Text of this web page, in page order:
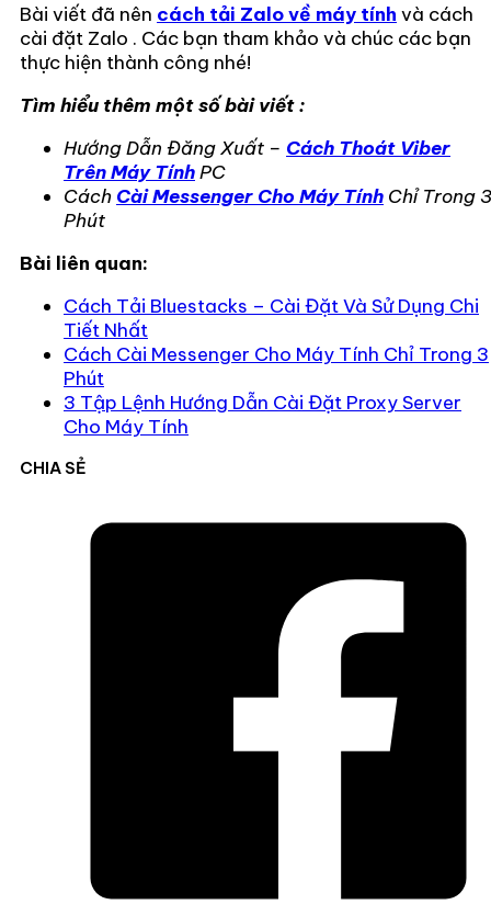
Bài viết đã nên cách tải Zalo về máy tính và cách
cài đặt Zalo . Các bạn tham khảo và chúc các bạn
thực hiện thành công nhé!
Tìm hiểu thêm một số bài viết :
Hướng Dẫn Đăng Xuất – Cách Thoát Viber
Trên Máy TínhPC
Cách Cài Messenger Cho Máy Tính Chỉ Trong 3
Phút
Bài liên quan:
Cách Tải Bluestacks – Cài Đặt Và Sử Dụng Chi
Tiết Nhất
Cách Cài Messenger Cho Máy Tính Chỉ Trong 3
Phút
3 Tập Lệnh Hướng Dẫn Cài Đặt Proxy Server
Cho Máy Tính
CHIA SẺ